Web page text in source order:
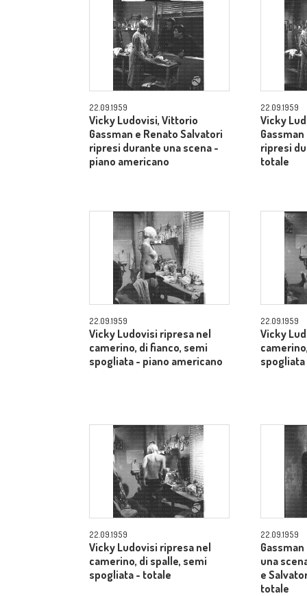
22.09.1959
Vicky Ludovisi, Vittorio
Gassman e Renato Salvatori
ripresi durante una scena -
piano americano
22.09.1959
Vicky
ripresi
totale
22.09.1959
Vicky Ludovisi ripresa nel
camerino, di fianco, semi
spogliata - piano americano
22.09.1959
Vicky
22.09.1959
Vicky Ludovisi ripresa nel
camerino, di spalle, semi
spogliata - totale
22.09.1959
una
e
totale